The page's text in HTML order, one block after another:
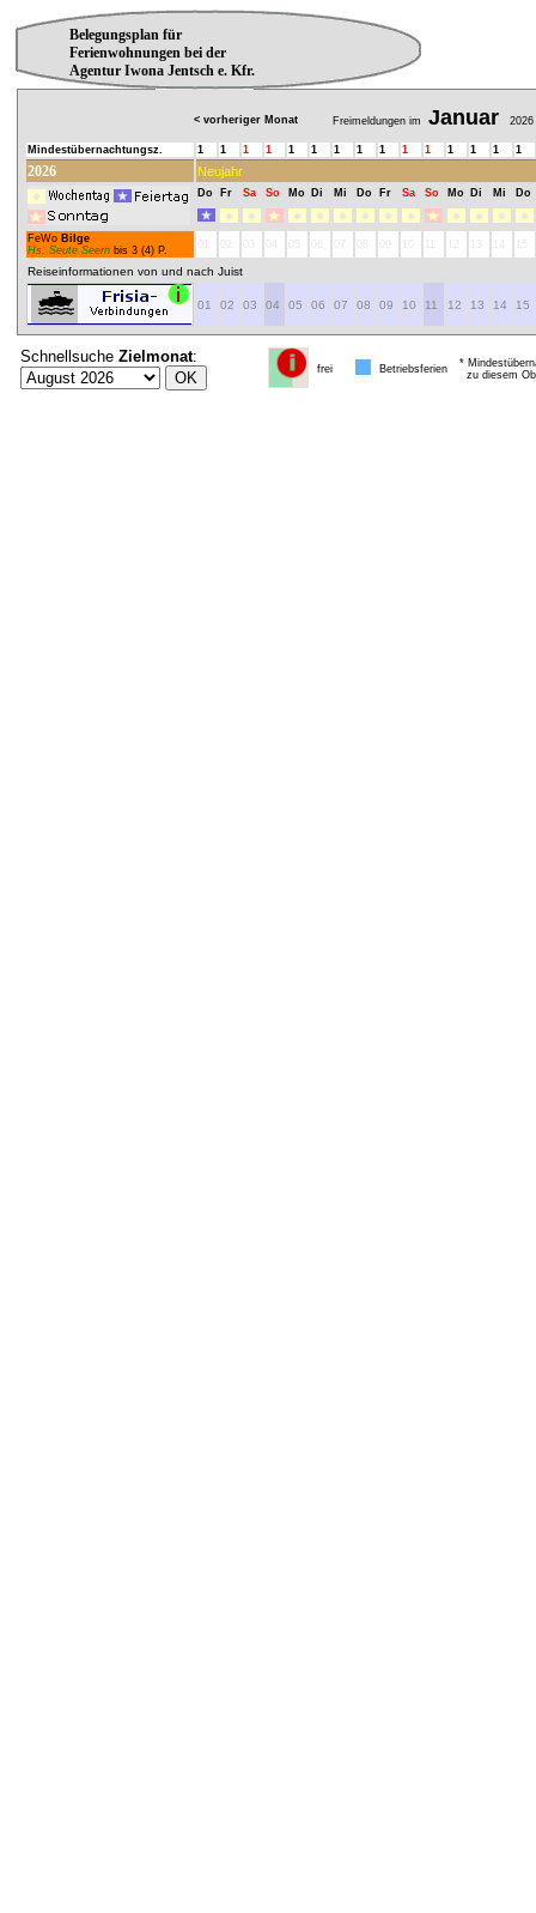
Belegungsplan für
Ferienwohnungen bei der
Agentur Iwona Jentsch e. Kfr.
< vorheriger Monat Freimeldungen im Januar 2026
Mindestübernachtungsz. 1 1 1 1 1 1 1 1 1 1 1 1 1 1 1
2026 Neujahr
Do Fr Sa So Mo Di Mi Do Fr Sa So Mo Di Mi Do
FeWo Bilge
Hs. Seute Seern bis 3 (4) P.
Reiseinformationen von und nach Juist
01 02 03 04 05 06 07 08 09 10 11 12 13 14 15
Schnellsuche Zielmonat:
frei Betriebsferien
*
zu diesem